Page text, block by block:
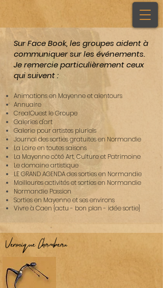
Sur Face Book, les groupes aident à
communiquer sur les événements.
Je remercie particulièrement ceux
qui suivent :
Animations en Mayenne et alentours
Annuaire
CrealOuest le Groupe
Galeries d'art
Galerie pour artistes pluriels
Journal des sorties gratuites en Normandie
La Loire en toutes saisons
La Mayenne côté Art, Culture et Patrimoine
Le domaine artistique
LE GRAND AGENDA des sorties en Normandie
Meilleures activités et sorties en Normandie
Normandie Passion
Sorties en Mayenne et ses environs
Vivre à Caen {actu - bon plan - idée sortie}
Véronique Chambeau